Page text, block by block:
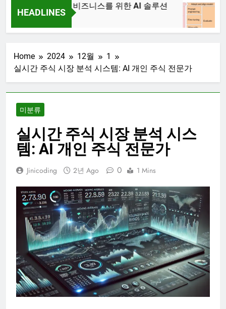
HEADLINES
JiniAI – 비즈니스를 위한 AI 솔루션
Home 2024 12월
1
실시간 주식 시장 분석 시스템: AI 개인 주식 전문가
미분류
실시간 주식 시장 분석 시스
템: AI 개인 주식 전문가
Jinicoding 2년 Ago 0 1 Mins